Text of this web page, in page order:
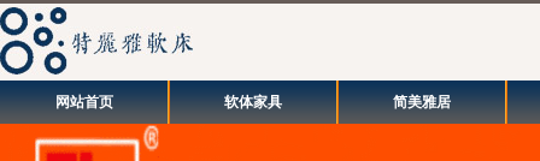
网站首页 软体家具 简美雅居